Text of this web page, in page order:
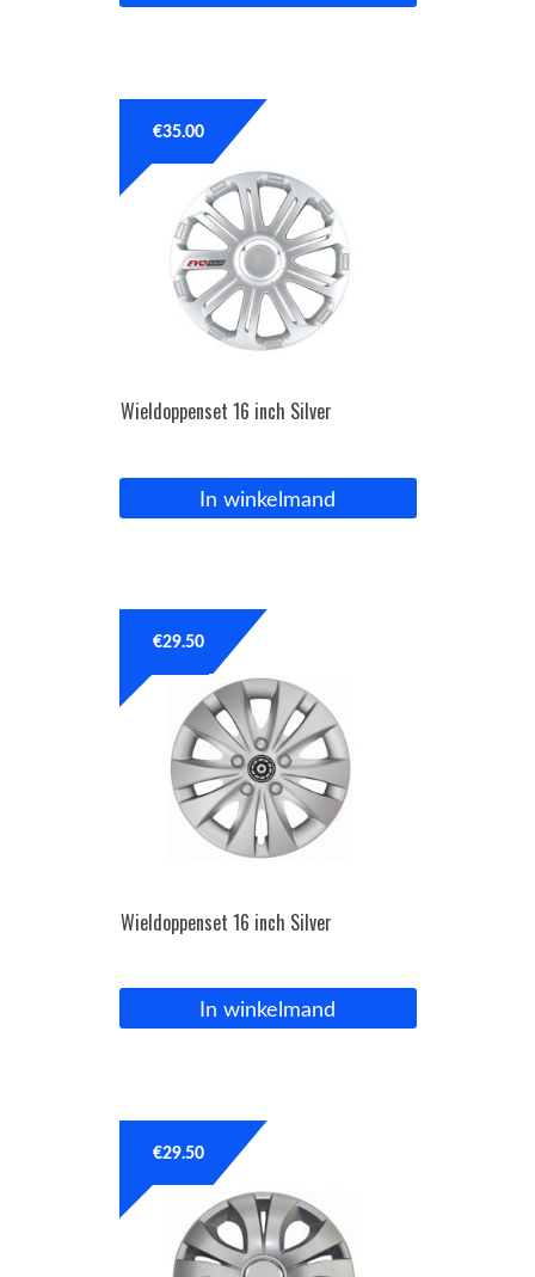
Wieldoppenset 16 inch Silver
€35.00
In winkelmand
Wieldoppenset 16 inch Silver
€29.50
In winkelmand
€29.50